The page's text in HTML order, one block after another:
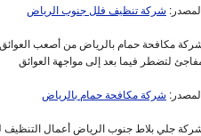
شركة تنظيف فلل جنوب الرياض
مكافحة حمام بالرياض من أصعب العوائق
لتضطر فيما بعد إلى مواجهة العوائق
شركة مكافحة حمام بالرياض
جلي بلاط جنوب الرياض أعمال التنظيف